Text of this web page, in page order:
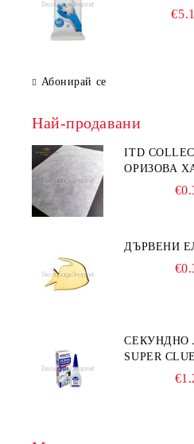
Абонирай се
Най-продавани
ITD
ОРИЗОВА
ДЪРВЕНИ
СЕКУНДНО
SUPER